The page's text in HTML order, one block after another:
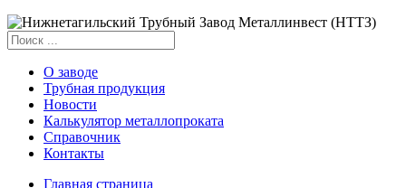
О заводе
Трубная продукция
Новости
Калькулятор металлопроката
Справочник
Контакты
Главная страница